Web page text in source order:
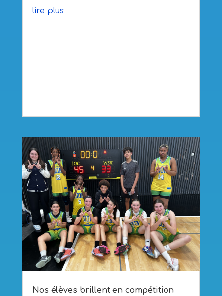
lire plus
Nos élèves brillent en compétition